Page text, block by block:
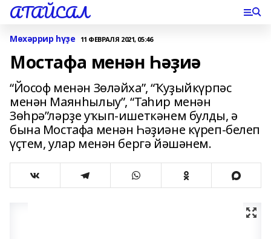
АТАЙСАЛ
Мөхәррир һүҙе 11 ФЕВРАЛЯ 2021, 05:46
Мостафа менән Һәҙиә
“Йософ менән Зөләйха”, “Ҡуҙыйкүрпәс
менән Маянһылыу”, “Таһир менән
Зөһрә”ләрҙе уҡып-ишеткәнем булды, ә
бына Мостафа менән Һәҙиәне күреп-белеп
үҫтем, улар менән бергә йәшәнем.